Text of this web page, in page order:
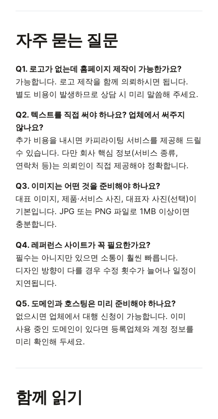
자주 묻는 질문
Q1. 로고가 없는데 홈페이지 제작이 가능한가요?
가능합니다. 로고 제작을 함께 의뢰하시면 됩니다.
별도 비용이 발생하므로 상담 시 미리 말씀해 주세요.
Q2. 텍스트를 직접 써야 하나요? 업체에서 써주지
않나요?
추가 비용을 내시면 카피라이팅 서비스를 제공해 드릴
수 있습니다. 다만 회사 핵심 정보(서비스 종류,
연락처 등)는 의뢰인이 직접 제공해야 정확합니다.
Q3. 이미지는 어떤 것을 준비해야 하나요?
대표 이미지, 제품·서비스 사진, 대표자 사진(선택)이
기본입니다. JPG 또는 PNG 파일로 1MB 이상이면
충분합니다.
Q4. 레퍼런스 사이트가 꼭 필요한가요?
필수는 아니지만 있으면 소통이 훨씬 빠릅니다.
디자인 방향이 다를 경우 수정 횟수가 늘어나 일정이
지연됩니다.
Q5. 도메인과 호스팅은 미리 준비해야 하나요?
없으시면 업체에서 대행 신청이 가능합니다. 이미
사용 중인 도메인이 있다면 등록업체와 계정 정보를
미리 확인해 두세요.
함께 읽기